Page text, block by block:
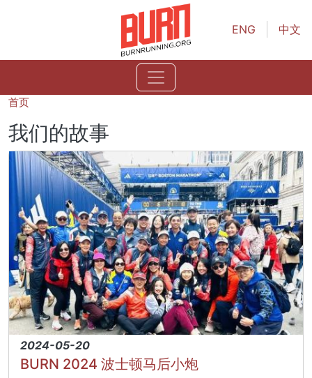
ENG
中文
首页
我们的故事
BURN 2024 波士顿马后小炮
2024-05-20